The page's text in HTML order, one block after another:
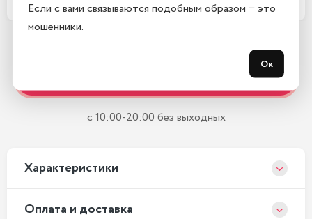
с 10:00-20:00 без выходных
Xарактеристики
Оплата и доставка
Если с вами связываются подобным образом − это
мошенники.
Ок